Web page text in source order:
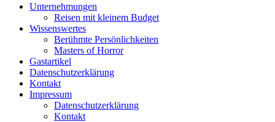
Unternehmungen
Reisen mit kleinem Budget
Wissenswertes
Berühmte Persönlichkeiten
Masters of Horror
Gastartikel
Datenschutzerklärung
Kontakt
Impressum
Datenschutzerklärung
Kontakt